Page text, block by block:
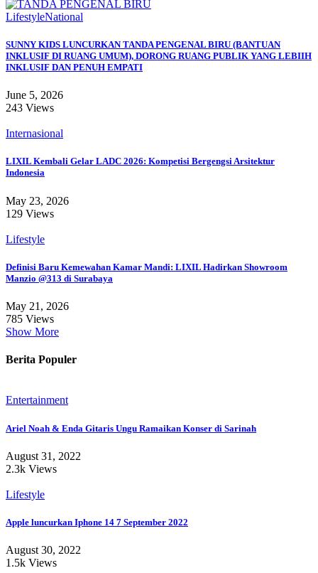
LifestyleNational
SUNNY KIDS LUNCURKAN TANDA PENGENAL BIRU (BANTUAN
INKLUSIF DI RUANG UMUM), DORONG RUANG PUBLIK YANG LEBIIH
INKLUSIF DAN PENUH EMPATI
June 5, 2026
243 Views
Internasional
LIXIL Kembali Gelar LADC 2026: Kompetisi Bergengsi Arsitektur
Indonesia
May 23, 2026
129 Views
Lifestyle
Definisi Baru Kemewahan Kamar Mandi: LIXIL Hadirkan Showroom
Manzio @313 di Surabaya
May 21, 2026
785 Views
Show More
Berita Populer
Entertainment
Ariel Noah & Enda Gitaris Ungu Ramaikan Konser di Sarinah
August 31, 2022
2.3k Views
Lifestyle
Apple luncurkan Iphone 14 7 September 2022
August 30, 2022
1.5k Views